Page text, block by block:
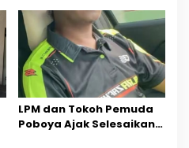
Wilayah Tambang PT
CPM
LPM dan Tokoh Pemuda
Poboya Ajak Selesaikan